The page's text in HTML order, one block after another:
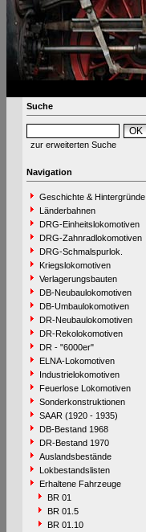
Suche
zur erweiterten Suche
Navigation
Geschichte & Hintergründe
Länderbahnen
DRG-Einheitslokomotiven
DRG-Zahnradlokomotiven
DRG-Schmalspurlok.
Kriegslokomotiven
Verlagerungsbauten
DB-Neubaulokomotiven
DB-Umbaulokomotiven
DR-Neubaulokomotiven
DR-Rekolokomotiven
DR - "6000er"
ELNA-Lokomotiven
Industrielokomotiven
Feuerlose Lokomotiven
Sonderkonstruktionen
SAAR (1920 - 1935)
DB-Bestand 1968
DR-Bestand 1970
Auslandsbestände
Lokbestandslisten
Erhaltene Fahrzeuge
BR 01
BR 01.5
BR 01.10